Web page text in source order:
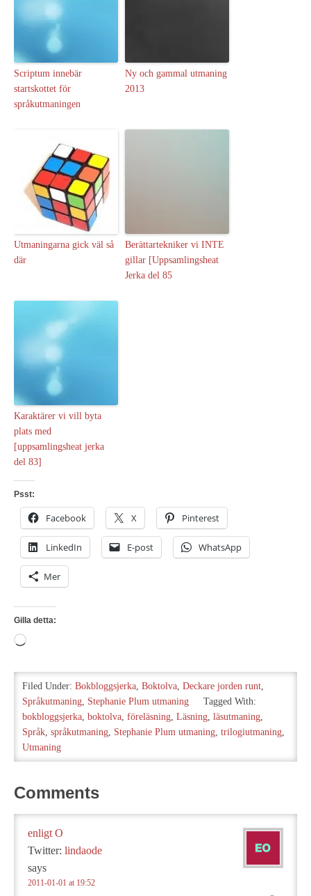
Scriptum innebär
startskottet för
språkutmaningen
Ny och gammal utmaning
2013
Utmaningarna gick väl så
där
Berättartekniker vi INTE
gillar [Uppsamlingsheat
Jerka del 85
Karaktärer vi vill byta
plats med
[uppsamlingsheat jerka
del 83]
Psst:
Facebook X Pinterest
LinkedIn E-post WhatsApp
Mer
Gilla detta:
Laddar
…
Filed Under: Bokbloggsjerka, Boktolva, Deckare jorden runt,
Språkutmaning, Stephanie Plum utmaning
Tagged With:
bokbloggsjerka, boktolva, föreläsning, Läsning, läsutmaning,
Språk, språkutmaning, Stephanie Plum utmaning, trilogiutmaning,
Utmaning
Comments
enligt O
Twitter: lindaode
says
2011-01-01 at 19:52